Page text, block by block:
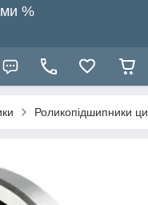
%
Роликопідшипники